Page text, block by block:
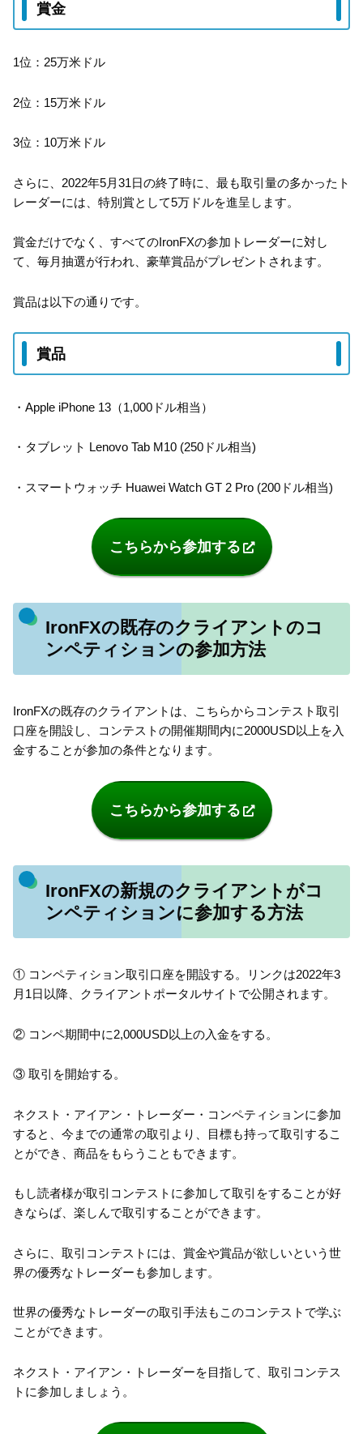
賞金
1位：25万米ドル
2位：15万米ドル
3位：10万米ドル
さらに、2022年5月31日の終了時に、最も取引量の多かったト
レーダーには、特別賞として5万ドルを進呈します。
賞金だけでなく、すべてのIronFXの参加トレーダーに対し
て、毎月抽選が行われ、豪華賞品がプレゼントされます。
賞品は以下の通りです。
賞品
・Apple iPhone 13（1,000ドル相当）
・タブレット Lenovo Tab M10 (250ドル相当)
・スマートウォッチ Huawei Watch GT 2 Pro (200ドル相当)
こちらから参加する
IronFXの既存のクライアントのコ
ンペティションの参加方法
IronFXの既存のクライアントは、こちらからコンテスト取引
口座を開設し、コンテストの開催期間内に2000USD以上を入
金することが参加の条件となります。
こちらから参加する
IronFXの新規のクライアントがコ
ンペティションに参加する方法
① コンペティション取引口座を開設する。リンクは2022年3
月1日以降、クライアントポータルサイトで公開されます。
② コンペ期間中に2,000USD以上の入金をする。
③ 取引を開始する。
ネクスト・アイアン・トレーダー・コンペティションに参加
すると、今までの通常の取引より、目標も持って取引するこ
とができ、商品をもらうこともできます。
もし読者様が取引コンテストに参加して取引をすることが好
きならば、楽しんで取引することができます。
さらに、取引コンテストには、賞金や賞品が欲しいという世
界の優秀なトレーダーも参加します。
世界の優秀なトレーダーの取引手法もこのコンテストで学ぶ
ことができます。
ネクスト・アイアン・トレーダーを目指して、取引コンテス
トに参加しましょう。